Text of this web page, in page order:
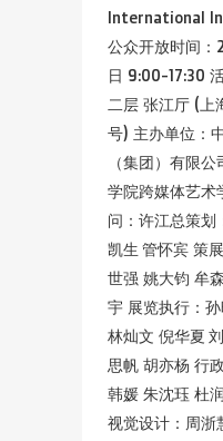
International
公众开放时间：
日 9:00-17:30
二层 张江厅 (上
号) 主办单位：
（集团）有限
学院跨媒体艺术
问：许江总策划
凯生 管怀宾 策
世强 姚大钧 牟
宇 展览执行：
林灿文 倪华夏
思帆 胡亦杨 行
韩媛 朱沈珏 杜
视觉设计：周浙